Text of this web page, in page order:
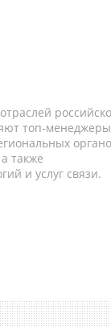
топ-
также
и услуг связи.